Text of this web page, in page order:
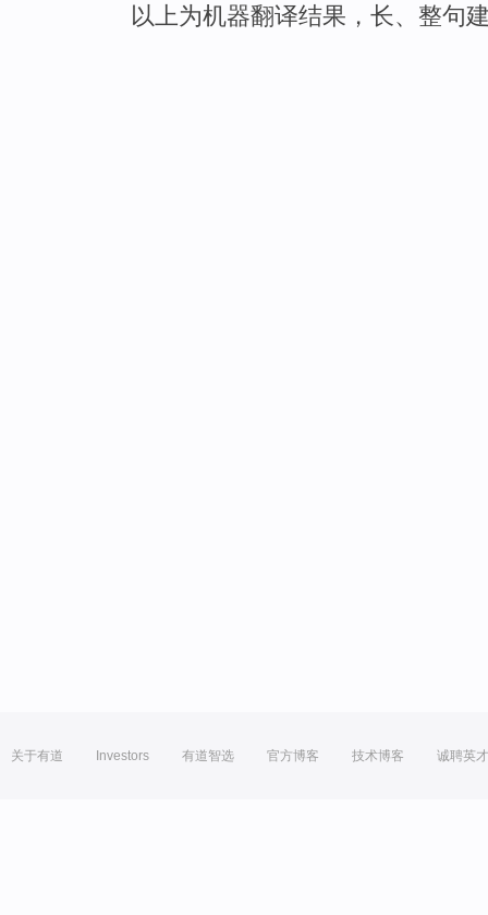
以上为机器翻译结果，长、整句
关于有道 Investors 有道智选 官方博客 技术博客 诚聘英才